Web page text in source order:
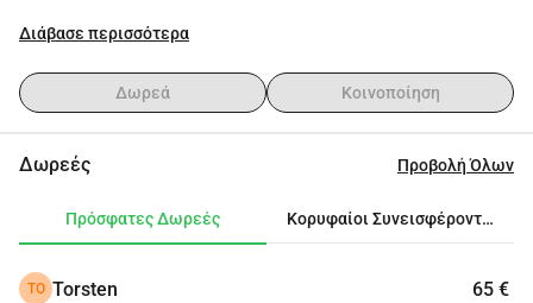
Τώρα είναι μόνη της με όλα τα έξοδα, κηδεία,
θα βοηθήσει πραγματικά
Διάβασε περισσότερα
Δωρεά Κοινοποίηση
Δωρεές Προβολή Όλων
Πρόσφατες Δωρεές Κορυφαίοι Συνεισφέροντες
TO Torsten 65 €